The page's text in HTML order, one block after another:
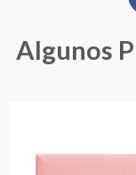
Algunos